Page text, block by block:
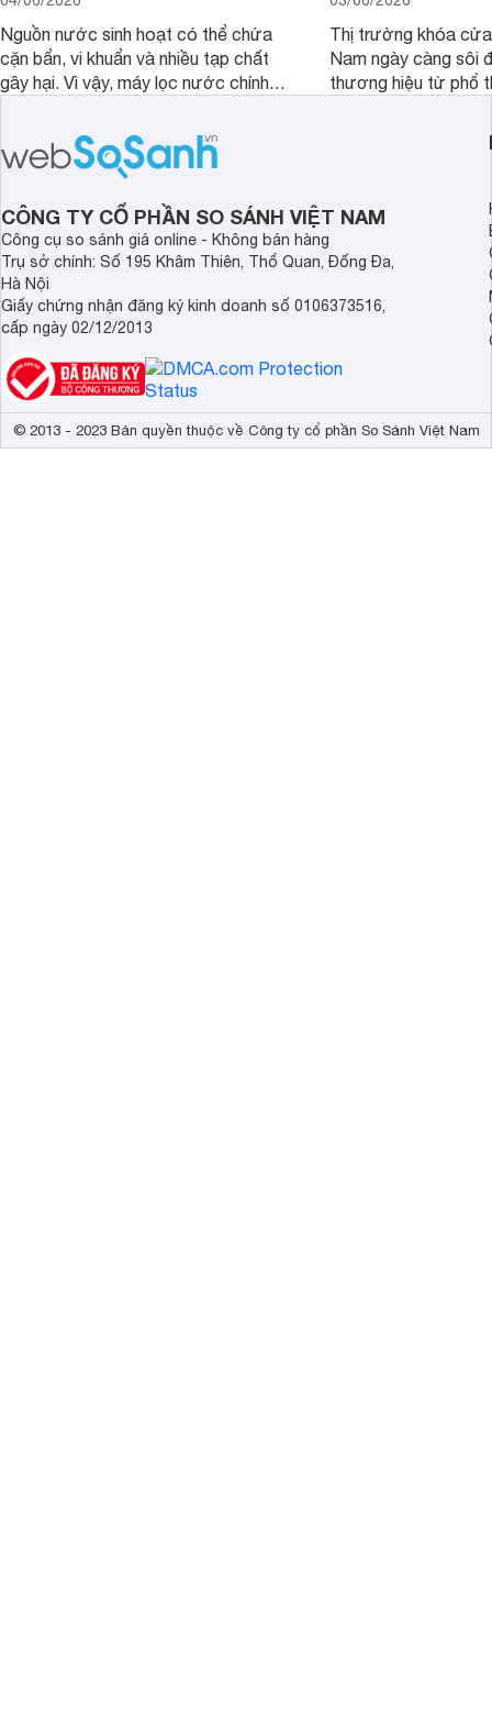
Nguồn nước sinh hoạt có thể chứa
cặn bẩn, vi khuẩn và nhiều tạp chất
gây hại. Vì vậy, máy lọc nước chính
sức khỏe và đảm bảo nguồn nước
sạch cho cả gia đình.
Thị trường khóa
Nam ngày càng sôi
thương hiệu từ phổ
cửa điện tử hãng
sẽ so sánh 5
Demax, Hubert và
CÔNG TY CỔ PHẦN SO SÁNH VIỆT NAM
Công cụ so sánh giá online - Không bán hàng
Trụ sở chính: Số 195 Khâm Thiên, Thổ Quan, Đống Đa,
Hà Nội
Giấy chứng nhận đăng ký kinh doanh số 0106373516,
cấp ngày 02/12/2013
© 2013 - 2023 Bản quyền thuộc về Công ty cổ phần So Sánh Việt Nam